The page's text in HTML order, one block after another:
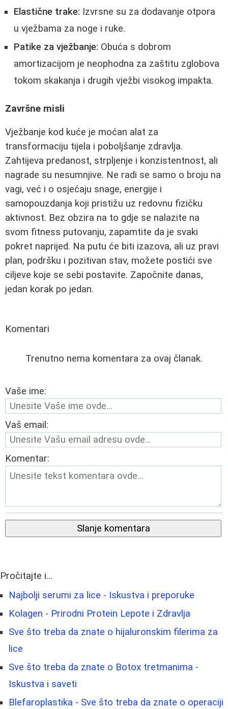
Elastične trake: Izvrsne su za dodavanje otpora
u vježbama za noge i ruke.
Patike za vježbanje: Obuća s dobrom
amortizacijom je neophodna za zaštitu zglobova
tokom skakanja i drugih vježbi visokog impakta.
Završne misli
Vježbanje kod kuće je moćan alat za
transformaciju tijela i poboljšanje zdravlja.
Zahtijeva predanost, strpljenje i konzistentnost, ali
nagrade su nesumnjive. Ne radi se samo o broju na
vagi, već i o osjećaju snage, energije i
samopouzdanja koji pristižu uz redovnu fizičku
aktivnost. Bez obzira na to gdje se nalazite na
svom fitness putovanju, zapamtite da je svaki
pokret naprijed. Na putu će biti izazova, ali uz pravi
plan, podršku i pozitivan stav, možete postići sve
ciljeve koje se sebi postavite. Započnite danas,
jedan korak po jedan.
Komentari
Trenutno nema komentara za ovaj članak.
Vaše ime:
Vaš email:
Komentar:
Slanje komentara
Pročitajte i...
Najbolji serumi za lice - Iskustva i preporuke
Kolagen - Prirodni Protein Lepote i Zdravlja
Sve što treba da znate o hijaluronskim filerima za
lice
Sve što treba da znate o Botox tretmanima -
Iskustva i saveti
Blefaroplastika - Sve što treba da znate o operaciji